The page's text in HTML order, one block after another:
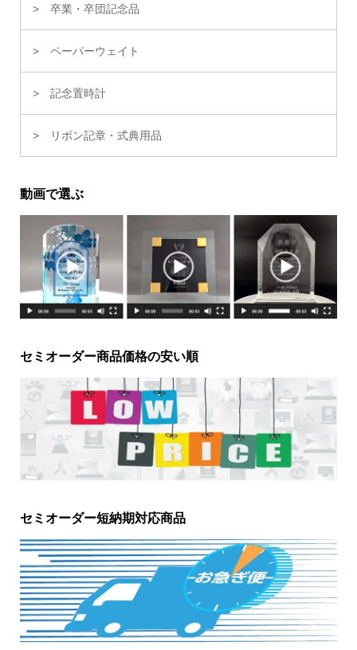
卒業・卒団記念品
ペーパーウェイト
記念置時計
リボン記章・式典用品
動画で選ぶ
セミオーダー商品価格の安い順
セミオーダー短納期対応商品